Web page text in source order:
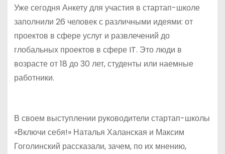
Уже сегодня Анкету для участия в стартап-школе
заполнили 26 человек с различными идеями: от
проектов в сфере услуг и развлечений до
глобальных проектов в сфере IT. Это люди в
возрасте от 18 до 30 лет, студенты или наемные
работники.
В своем выступлении руководители стартап-школы
«Включи себя!» Наталья Халанская и Максим
Гоголинский рассказали, зачем, по их мнению,